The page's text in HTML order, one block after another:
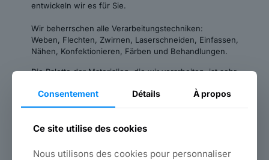
entwickeln wir es für Sie.
Wir beherrschen alle Verarbeitungstechniken:
Weben, Flechten, Zwirnen, Laserschneiden, Einfassen,
Nähen, Konfektionieren, Färben und Behandlungen.
Die Palette der Materialien, die wir verarbeiten, ist sehr
Nylon, Baumwolle, Leinen, Aramid, Kevlar...
unseren Kunden Produkte jeglicher Komplexität
Consentement Détails À propos
Ce site utilise des cookies
Nous utilisons des cookies pour personnaliser